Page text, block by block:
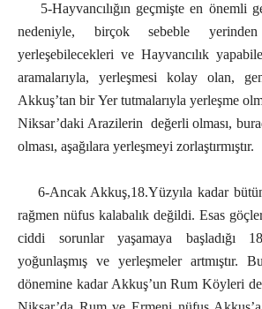
5-Hayvancılığın geçmişte en önemli
nedeniyle, birçok sebeble
yerleşebilecekleri ve Hayvancılık
aramalarıyla, yerleşmesi kolay olan,
Akkuş’tan bir Yer tutmalarıyla yerleşme
Niksar’daki Arazilerin değerli olması,
olması, aşağılara yerleşmeyi zorlaştırmıştır.
6-Ancak Akkuş,18.Yüzyıla kadar
rağmen nüfus kalabalık değildi. Esas
ciddi sorunlar yaşamaya başladığı
yoğunlaşmış ve yerleşmeler artmıştır.
dönemine kadar Akkuş’un Rum Köyleri